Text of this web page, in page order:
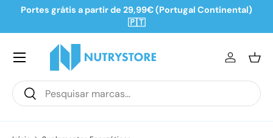
Portes grátis a partir de 29,99€ (Portugal Continental)
🇵🇹
Pesquisar
Pesquisar
Iniciar